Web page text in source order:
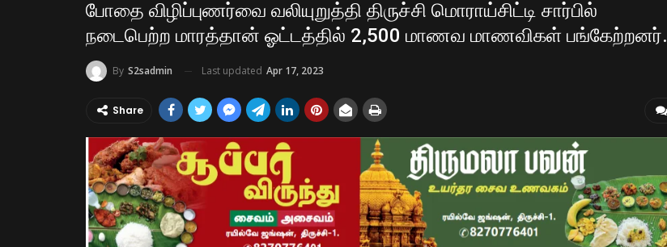
போதை விழிப்புணர்வை வலியுறுத்தி திருச்சி மொராய்சிட்டி சார்பில்
நடைபெற்ற மாரத்தான் ஓட்டத்தில் 2,500 மாணவ மாணவிகள் பங்கேற்றனர்.
By S2sadmin Last updated Apr 17, 2023
Share